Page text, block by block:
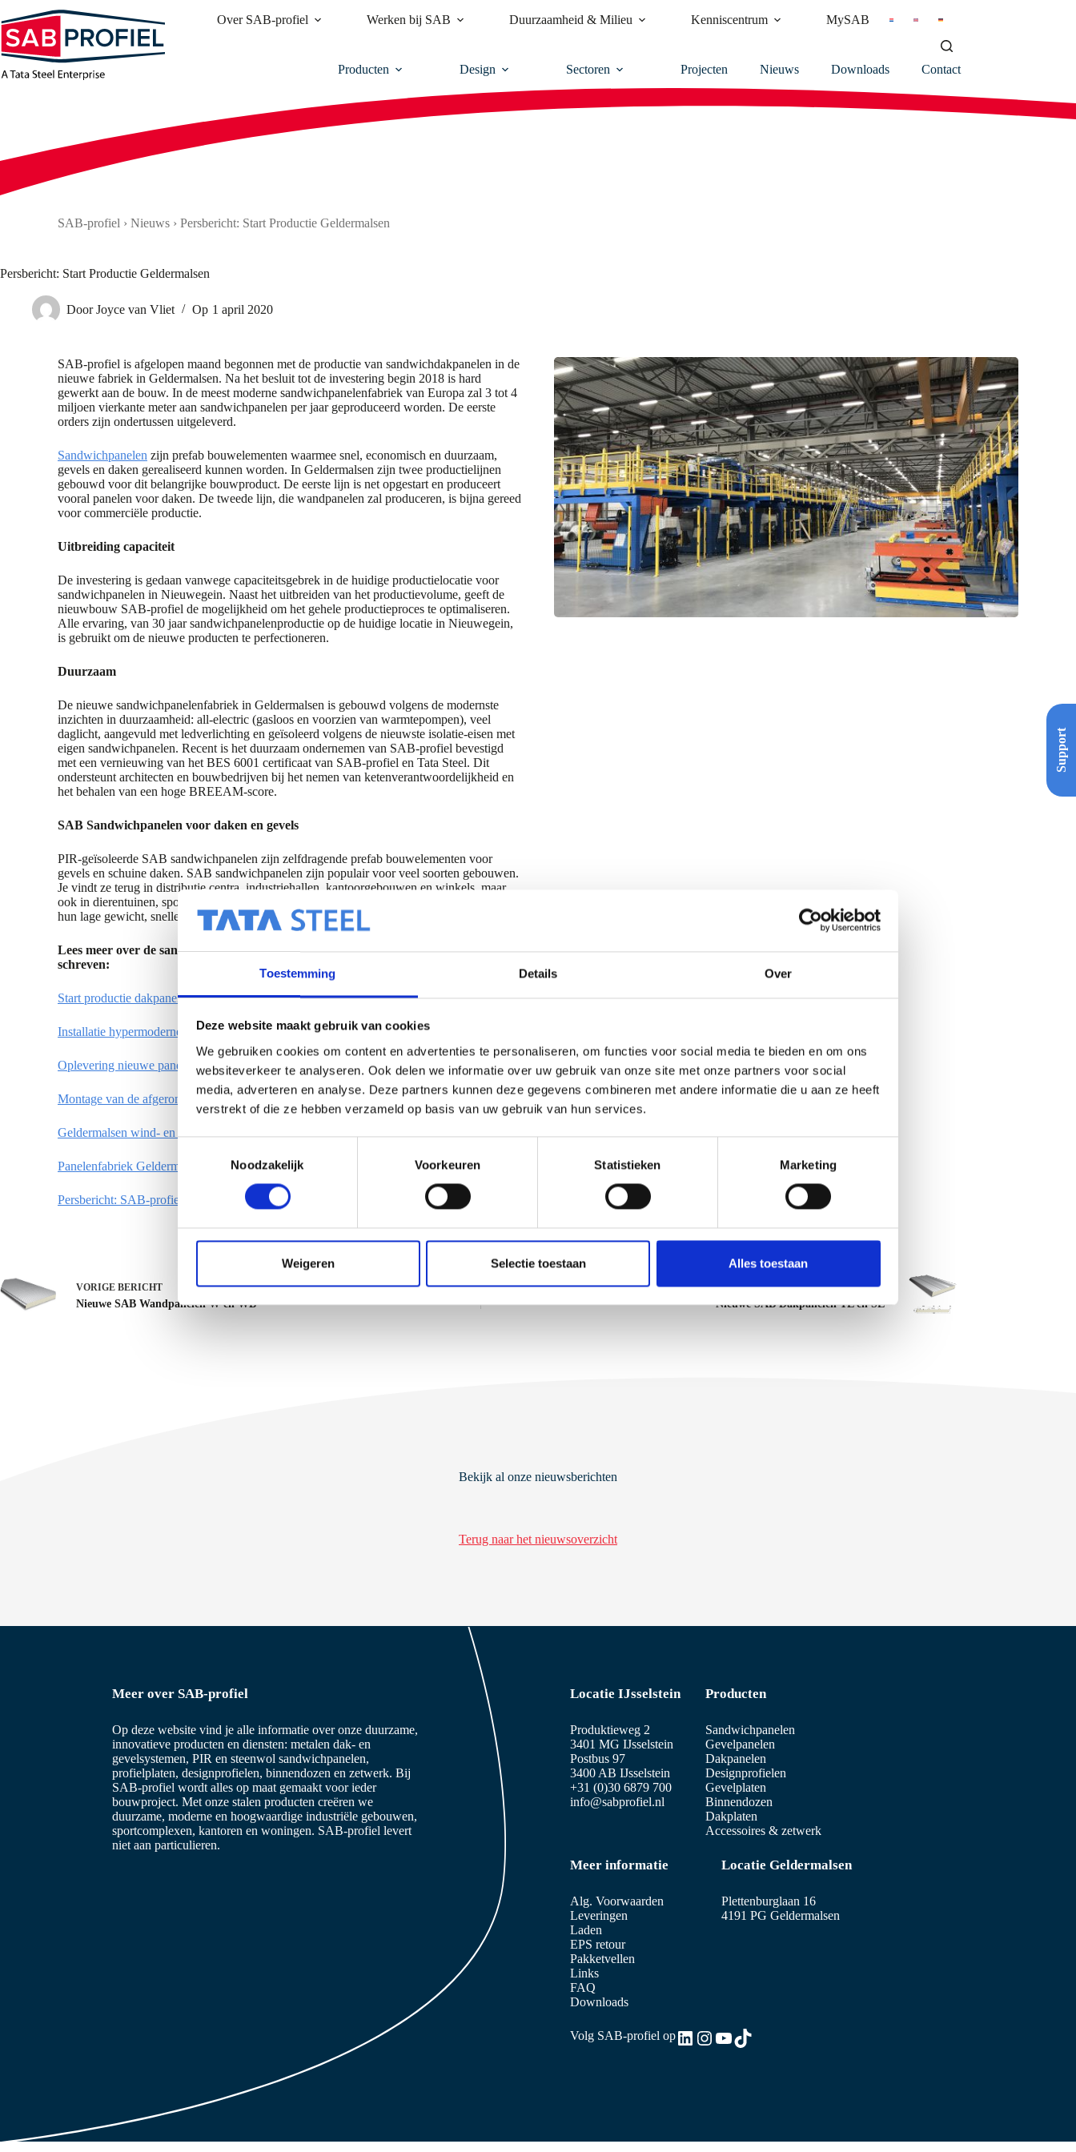
Toestemming Details Over
Deze website maakt gebruik van cookies
We gebruiken cookies om content en advertenties te personaliseren, om functies voor social media te bieden en om ons
websiteverkeer te analyseren. Ook delen we informatie over uw gebruik van onze site met onze partners voor social
media, adverteren en analyse. Deze partners kunnen deze gegevens combineren met andere informatie die u aan ze heeft
verstrekt of die ze hebben verzameld op basis van uw gebruik van hun services.
o
s
i
Noodzakelijk Voorkeuren Statistieken Marketing
Weigeren Selectie toestaan Alles toestaan
naar
de
inhoud
Over SAB-profiel Werken bij SAB Duurzaamheid & Milieu Kenniscentrum MySAB
Producten Design Sectoren Projecten Nieuws Downloads Contact
SAB-profiel › Nieuws › Persbericht: Start Productie Geldermalsen
Persbericht: Start Productie Geldermalsen
Door Joyce van Vliet Op 1 april 2020
SAB-profiel is afgelopen maand begonnen met de productie van sandwichdakpanelen in de
nieuwe fabriek in Geldermalsen. Na het besluit tot de investering begin 2018 is hard
gewerkt aan de bouw. In de meest moderne sandwichpanelenfabriek van Europa zal 3 tot 4
miljoen vierkante meter aan sandwichpanelen per jaar geproduceerd worden. De eerste
orders zijn ondertussen uitgeleverd.
Sandwichpanelen zijn prefab bouwelementen waarmee snel, economisch en duurzaam,
gevels en daken gerealiseerd kunnen worden. In Geldermalsen zijn twee productielijnen
gebouwd voor dit belangrijke bouwproduct. De eerste lijn is net opgestart en produceert
vooral panelen voor daken. De tweede lijn, die wandpanelen zal produceren, is bijna gereed
voor commerciële productie.
Uitbreiding capaciteit
De investering is gedaan vanwege capaciteitsgebrek in de huidige productielocatie voor
sandwichpanelen in Nieuwegein. Naast het uitbreiden van het productievolume, geeft de
nieuwbouw SAB-profiel de mogelijkheid om het gehele productieproces te optimaliseren.
Alle ervaring, van 30 jaar sandwichpanelenproductie op de huidige locatie in Nieuwegein,
is gebruikt om de nieuwe producten te perfectioneren.
Duurzaam
De nieuwe sandwichpanelenfabriek in Geldermalsen is gebouwd volgens de modernste
inzichten in duurzaamheid: all-electric (gasloos en voorzien van warmtepompen), veel
daglicht, aangevuld met ledverlichting en geïsoleerd volgens de nieuwste isolatie-eisen met
eigen sandwichpanelen. Recent is het duurzaam ondernemen van SAB-profiel bevestigd
met een vernieuwing van het BES 6001 certificaat van SAB-profiel en Tata Steel. Dit
ondersteunt architecten en bouwbedrijven bij het nemen van ketenverantwoordelijkheid en
het behalen van een hoge BREEAM-score.
SAB Sandwichpanelen voor daken en gevels
PIR-geïsoleerde SAB sandwichpanelen zijn zelfdragende prefab bouwelementen voor
gevels en schuine daken. SAB sandwichpanelen zijn populair voor veel soorten gebouwen.
Je vindt ze terug in distributie centra, industriehallen, kantoorgebouwen en winkels, maar
ook in dierentuinen, sportcomplexen en woningen. Sandwichpanelen worden toegepast om
hun lage gewicht, snelle bouw, duurzaamheid en om economische redenen.
Lees meer over de sandwichpanelenfabriek in Geldermalsen in de blogs die we eerder
schreven:
Start productie dakpanelen Geldermalsen (met foto’s van de productie)
Installatie hypermoderne productielijnen Geldermalsen
Oplevering nieuwe pand Geldermalsen
Montage van de afgeronde hoeken in de gevel – Geldermalsen
Geldermalsen wind- en waterdicht
Panelenfabriek Geldermalsen: Zo snel gaat dat dus, bouwen met sandwichpanelen
Persbericht: SAB-profiel bouwt nieuwe productielijn sandwichpanelen
VORIGE BERICHT
Nieuwe SAB Wandpanelen W en WB
VOLGENDEBERICHT
Nieuwe SAB Dakpanelen TL en SL
Support
Bekijk al onze nieuwsberichten
Terug naar het nieuwsoverzicht
Meer over SAB-profiel
Op deze website vind je alle informatie over onze duurzame,
innovatieve producten en diensten: metalen dak- en
gevelsystemen, PIR en steenwol sandwichpanelen,
profielplaten, designprofielen, binnendozen en zetwerk. Bij
SAB-profiel wordt alles op maat gemaakt voor ieder
bouwproject. Met onze stalen producten creëren we
duurzame, moderne en hoogwaardige industriële gebouwen,
sportcomplexen, kantoren en woningen. SAB-profiel levert
niet aan particulieren.
Locatie IJsselstein
Produktieweg 2
3401 MG IJsselstein
Postbus 97
3400 AB IJsselstein
+31 (0)30 6879 700
info@sabprofiel.nl
Producten
Sandwichpanelen
Gevelpanelen
Dakpanelen
Designprofielen
Gevelplaten
Binnendozen
Dakplaten
Accessoires & zetwerk
Meer informatie
Alg. Voorwaarden
Leveringen
Laden
EPS retour
Pakketvellen
Links
FAQ
Downloads
Locatie Geldermalsen
Plettenburglaan 16
4191 PG Geldermalsen
Volg SAB-profiel opLinkedIn
Instagram
YouTube
TikTok